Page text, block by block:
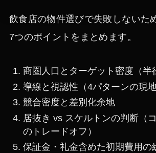
飲食店の物件選びで失敗しないた
7つのポイントをまとめます。
商圏人口とターゲット密度（半
導線と視認性（4パターンの現地
競合密度と差別化余地
居抜き vs スケルトンの判断（
のトレードオフ）
保証金・礼金含めた初期費用の